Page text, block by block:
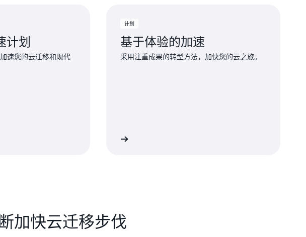
计划
速您的云迁移和现代
计划
基于体验的加速
采用注重成果的转型方法，加快您的云之旅。
加快云迁移步伐